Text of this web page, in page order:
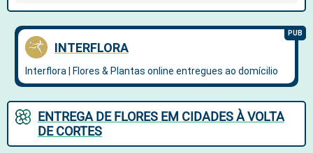
ENTREGA DE FLORES EM CIDADES À VOLTA
DE CORTES